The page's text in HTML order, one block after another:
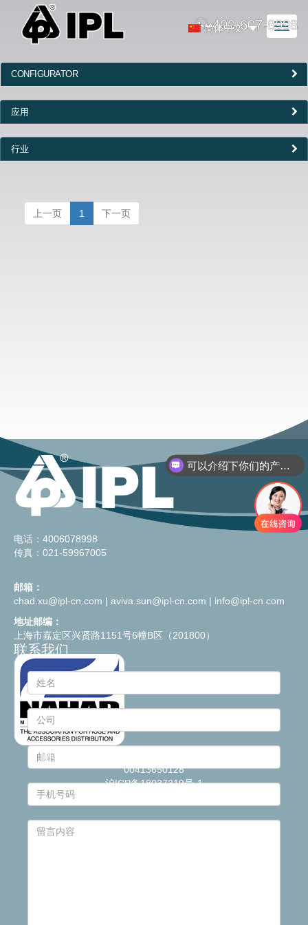
400-607-8998
简体中文
CONFIGURATOR
应用
行业
上一页 1 下一页
电话：4006078998
传真：021-59967005
邮箱：
chad.xu@ipl-cn.com | aviva.sun@ipl-cn.com | info@ipl-cn.com
地址邮编：
上海市嘉定区兴贤路1151号6幢B区（201800）
联系我们
© 2021
00413650128
沪ICP备18037319号-1
可以介绍下你们的产品么？